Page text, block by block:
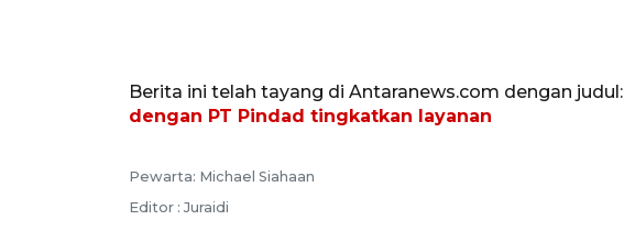
Berita ini telah tayang di Antaranews.com dengan judul:
dengan PT Pindad tingkatkan layanan
Pewarta: Michael Siahaan
Editor : Juraidi